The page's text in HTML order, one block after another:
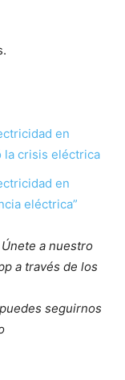
en
la crisis eléctrica
en
eléctrica”
a nuestro
a través de los
seguirnos